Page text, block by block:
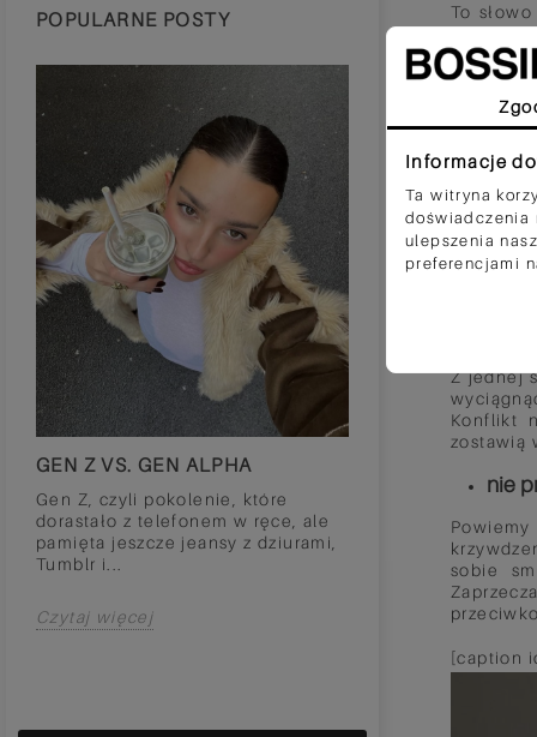
POPULARNE POSTY
GEN Z VS. GEN ALPHA
Gen Z, czyli pokolenie, które
dorastało z telefonem w ręce, ale
pamięta jeszcze jeansy z dziurami,
Tumblr i...
Czytaj więcej
ŻONY
Wyobraź sobie
sytuację: Jesteś
lata i pracujesz
odzieżowym.
pracę,...
Czytaj więcej
To
reakcji,
mają
mają
robienia
Twoją
Z jednej
Konflikt
zostawią
nie
sobie
[caption
Informacje
Ta witryna
doświadczenia
ulepszenia
preferencjami